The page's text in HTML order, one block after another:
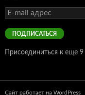
E-
mail
адрес
ПОДПИСАТЬСЯ
Присоединиться к еще
Сайт работает на WordPress